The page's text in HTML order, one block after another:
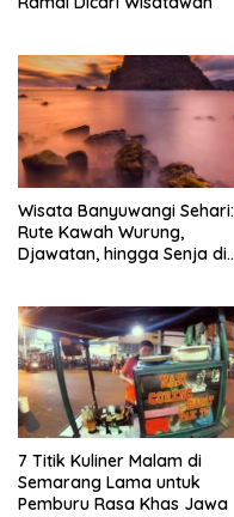
Wisata Banyuwangi Sehari:
Rute Kawah Wurung,
Djawatan, hingga Senja di
7 Titik Kuliner Malam di
Semarang Lama untuk
Pemburu Rasa Khas Jawa